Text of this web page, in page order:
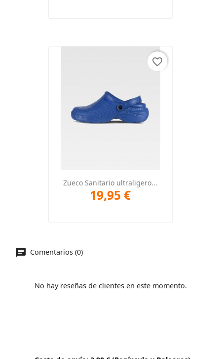
Zueco Sanitario ultraligero...
19,95 €
favorite_border
Comentarios (0)
No hay reseñas de clientes en este momento.